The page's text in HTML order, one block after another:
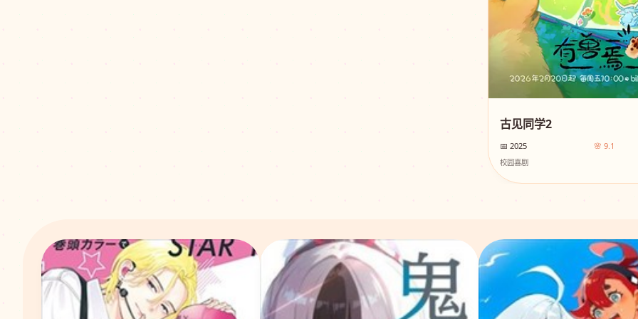
古见同学2
📅 2025 🌸 9.1
校园喜剧